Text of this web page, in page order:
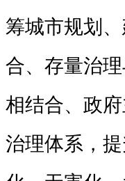
筹城市规划
合、存量治
相结合、政
治理体系，